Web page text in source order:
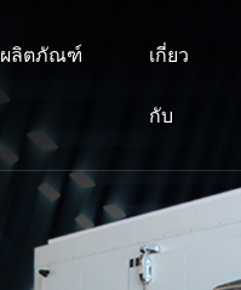
ผลิตภัณฑ์ เกี่ยว
กับ